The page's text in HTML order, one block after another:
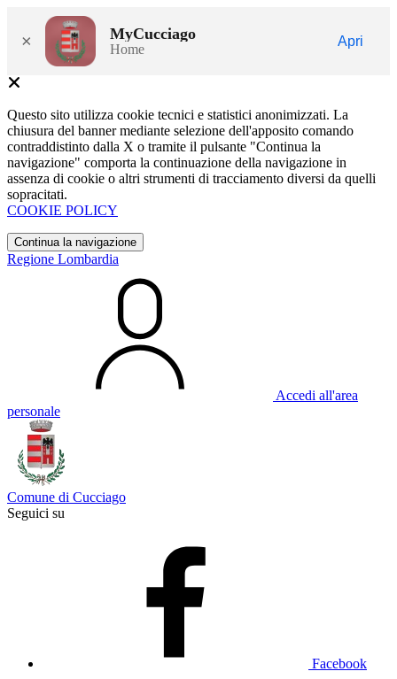
× MyCucciago
Home
Apri
Questo sito utilizza cookie tecnici e statistici anonimizzati. La
chiusura del banner mediante selezione dell'apposito comando
contraddistinto dalla X o tramite il pulsante "Continua la
navigazione" comporta la continuazione della navigazione in
assenza di cookie o altri strumenti di tracciamento diversi da quelli
sopracitati.
COOKIE POLICY
Continua la navigazione
Regione Lombardia
Accedi all'area
personale
Comune di Cucciago
Seguici su
Facebook